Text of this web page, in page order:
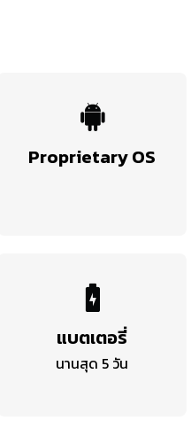
Proprietary OS
แบตเตอรี่
นานสุด 5 วัน